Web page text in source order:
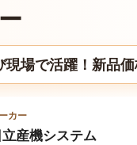
場で活躍！新品
カー
立産機システム